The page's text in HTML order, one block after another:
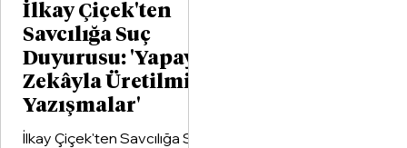
İlkay Çiçek'ten
Savcılığa Suç
Duyurusu: 'Yapay
Zekâyla Üretilmiş
Yazışmalar'
İlkay Çiçek'ten Savcılığa Suç